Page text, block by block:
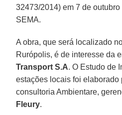
32473/2014) em 7 de
SEMA.
A obra, que será localizado
Rurópolis, é de interesse da
Transport S.A. O Estudo de
estações locais foi elaborado
consultoria Ambientare,
Fleury.